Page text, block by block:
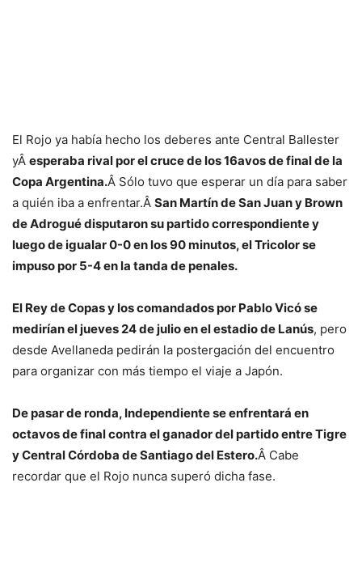
El Rojo ya había hecho los deberes ante Central Ballester
yÂ esperaba rival por el cruce de los 16avos de final de la
Copa Argentina.Â Sólo tuvo que esperar un día para saber
a quién iba a enfrentar.Â San Martín de San Juan y Brown
de Adrogué disputaron su partido correspondiente y
luego de igualar 0-0 en los 90 minutos, el Tricolor se
impuso por 5-4 en la tanda de penales.
El Rey de Copas y los comandados por Pablo Vicó se
medirían el jueves 24 de julio en el estadio de Lanús, pero
desde Avellaneda pedirán la postergación del encuentro
para organizar con más tiempo el viaje a Japón.
De pasar de ronda, Independiente se enfrentará en
octavos de final contra el ganador del partido entre Tigre
y Central Córdoba de Santiago del Estero.Â Cabe
recordar que el Rojo nunca superó dicha fase.